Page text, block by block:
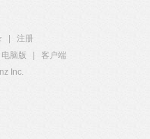
注册
电脑版
客户端
Inc.